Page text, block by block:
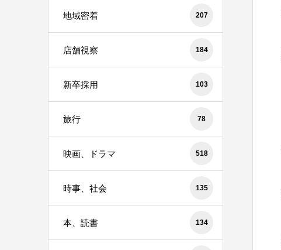
地域密着 207
店舗視察 184
新卒採用 103
旅行 78
映画、ドラマ 518
時事、社会 135
本、読書 134